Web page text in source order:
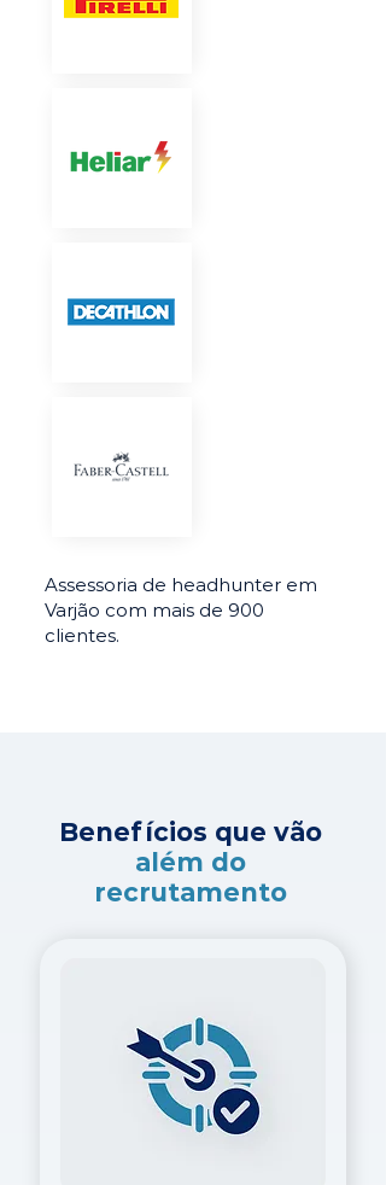
Assessoria de headhunter em
Varjão com mais de 900
clientes.
Benefícios que vão
além do
recrutamento